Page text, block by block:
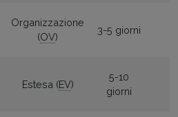
Organizzazione
(OV)
3-5 giorni
Estesa (EV)
5-10
giorni